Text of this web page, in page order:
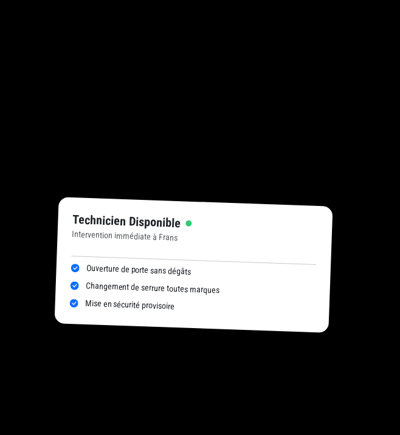
Technicien Disponible
Intervention immédiate à Frans
Ouverture de porte sans dégâts
Changement de serrure toutes marques
Mise en sécurité provisoire